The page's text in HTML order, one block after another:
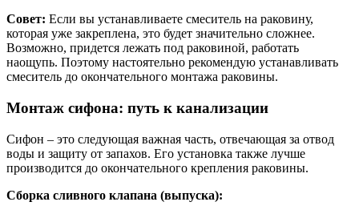
Совет: Если вы устанавливаете смеситель на раковину,
которая уже закреплена, это будет значительно сложнее.
Возможно, придется лежать под раковиной, работать
наощупь. Поэтому настоятельно рекомендую устанавливать
смеситель до окончательного монтажа раковины.
Монтаж сифона: путь к канализации
Сифон – это следующая важная часть, отвечающая за отвод
воды и защиту от запахов. Его установка также лучше
производится до окончательного крепления раковины.
Сборка сливного клапана (выпуска):